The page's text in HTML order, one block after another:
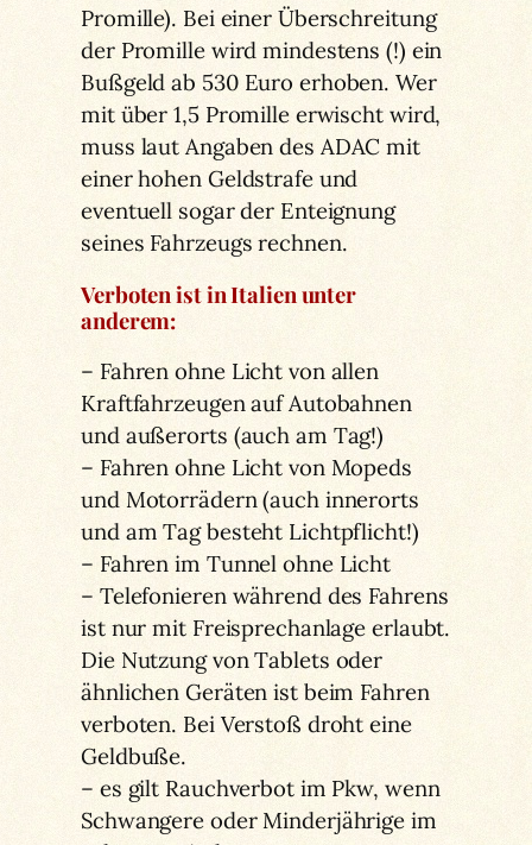
Promille). Bei einer Überschreitung
der Promille wird mindestens (!) ein
Bußgeld ab 530 Euro erhoben. Wer
mit über 1,5 Promille erwischt wird,
muss laut Angaben des ADAC mit
einer hohen Geldstrafe und
eventuell sogar der Enteignung
seines Fahrzeugs rechnen.
Verboten ist in Italien unter
anderem:
– Fahren ohne Licht von allen
Kraftfahrzeugen auf Autobahnen
und außerorts (auch am Tag!)
– Fahren ohne Licht von Mopeds
und Motorrädern (auch innerorts
und am Tag besteht Lichtpflicht!)
– Fahren im Tunnel ohne Licht
– Telefonieren während des Fahrens
ist nur mit Freisprechanlage erlaubt.
Die Nutzung von Tablets oder
ähnlichen Geräten ist beim Fahren
verboten. Bei Verstoß droht eine
Geldbuße.
– es gilt Rauchverbot im Pkw, wenn
Schwangere oder Minderjährige im